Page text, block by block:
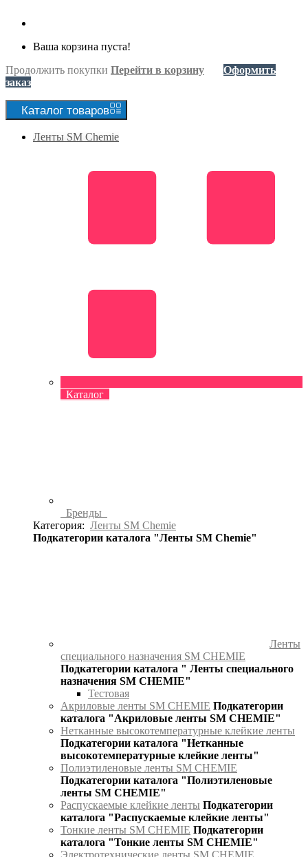
Ваша корзина пуста!
Продолжить покупки Перейти в корзину
Оформить
заказ
Каталог товаров
Ленты SM Chemie
Каталог
Бренды
Категория: Ленты SM Chemie
Подкатегории каталога "Ленты SM Chemie"
Ленты
специального назначения SM CHEMIE
Подкатегории каталога " Ленты специального
назначения SM CHEMIE"
Тестовая
Акриловые ленты SM CHEMIE Подкатегории
каталога "Акриловые ленты SM CHEMIE"
Нетканные высокотемпературные клейкие ленты
Подкатегории каталога "Нетканные
высокотемпературные клейкие ленты"
Полиэтиленовые ленты SM CHEMIE
Подкатегории каталога "Полиэтиленовые
ленты SM CHEMIE"
Распускаемые клейкие ленты Подкатегории
каталога "Распускаемые клейкие ленты"
Тонкие ленты SM CHEMIE Подкатегории
каталога "Тонкие ленты SM CHEMIE"
Электротехнические ленты SM CHEMIE